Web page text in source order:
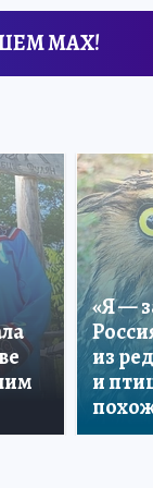
MAX!
«Я —
из
и